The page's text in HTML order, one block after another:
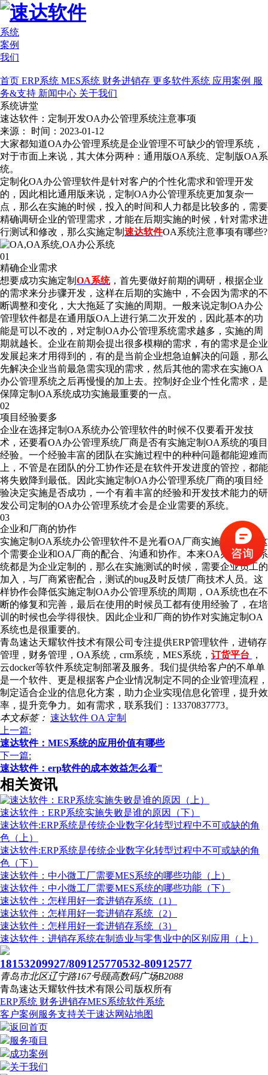
系统
案例
我们
首页 ERP系统 MES系统 财务进销存 更多软件系统 应用案例 服
务&支持 新闻中心 关于我们
系统讲堂
速达软件：定制开发OA办公管理系统注意事项
来源： 时间：2023-01-12
大家都知道OA办公管理系统是企业管理不可缺少的管理系统，
对于市面上来说，其大体分两种：通用版OA系统、定制版OA系
统。
定制化OA办公管理软件是针对客户的个性化需求和管理开发
的，因此相比通用版来说，定制OA办公管理系统更加复杂一
点，那么在实施的时候，投入的时间和人力都是比较多的，需要
精确调研企业的管理需求，才能在后期实施的时候，针对需求进
行测试和修改，那么实施定制 速达软件OA系统注意事项有哪些?
01
精确企业需求
想要成功实施定制 OA系统，首先要做好前期的调研，根据企业
的需求来分步骤开发，这样在后期的实施中，不会因为需求的不
断调整和变化，大大拖延了实施的周期。一般来说定制OA办公
管理软件都是在通用版OA上进行第二次开发的，因此基本的功
能是可以不改的，对定制OA办公管理系统需求越多，实施的周
期就越长。企业在前期会提出很多模糊的需求，有的需求是企业
发展起来才用得到的，有的是当前企业想急迫解决的问题，那么
先解决企业当前最急需实现的需求，然后其他的需求在实施OA
办公管理系统之后再慢慢的加上去。控制好企业个性化需求，是
保障定制OA系统成功实施最重要的一点。
02
项目经验要多
企业在选择定制OA系统办公管理软件的时候不仅要看开发技
术，还要看OA办公管理系统厂商是否有实施定制OA系统的项目
经验。一个经验丰富的团队在实施过程中的种种问题都能迎难而
上，不管是在团队的分工协作还是在软件开发进度的管控，都能
将失败降到最低。因此实施定制OA办公管理系统厂商的项目经
验决定实施是否成功，一个有着丰富的经验和开发技术能力的研
发公司定制的OA办公管理系统才会是企业需要的系统。
03
企业和厂商的协作
实施定制OA系统办公管理软件不是光看OA厂商实施就可以，这
个需要企业和OA厂商的配合、沟通和协作。本来OA办公管理系
统都是为企业定制的，那么在实施测试的时候，需要企业员工的
加入，与厂商紧密配合，测试的bug及时反馈厂商技术人员。这
样协作会降低实施定制OA办公管理系统的周期，OA系统也在不
断的修复和完善，最后在使用的时候员工都有使用经验了，在培
训的时候也会学得很快。因此企业和厂商的协作对实施定制OA
系统也是很重要的。
青岛速达天耀软件技术有限公司专注提供ERP管理软件，进销存
管理，财务管理，OA系统，crm系统，MES系统， 订货平台
，
云docker等软件系统定制部署及服务。我们提供给客户的不单单
是一个软件、更是根据客户企业情况制定不同的企业管理流程，
制定适合企业的信息化方案，助力企业实现信息化管理，提升效
率，提升竞争力。如有需求，联系我们：13370837773。
本文标签： 速达软件 OA 定制
上一篇:
速达软件：MES系统的应用价值有哪些
下一篇:
速达软件：erp软件的成本效益怎么看"
相关资讯
速达软件：ERP系统实施失败是谁的原因（下）
速达软件:ERP系统是传统企业数字化转型过程中不可或缺的角
色（上）
速达软件:ERP系统是传统企业数字化转型过程中不可或缺的角
色（下）
速达软件：中小微工厂需要MES系统的哪些功能（上）
速达软件：中小微工厂需要MES系统的哪些功能（下）
速达软件：怎样用好一套进销存系统（1）
速达软件：怎样用好一套进销存系统（2）
速达软件：怎样用好一套进销存系统（3）
速达软件：进销存系统在制造业与零售业中的区别应用（上）
18153209927/809125770532-80912577
青岛市北区辽宁路167号颐高数码广场B2088
青岛速达天耀软件技术有限公司 版权所有
ERP系统 财务进销存MES系统软件系统
客户案例 服务支持关于速达网站地图
返回首页
服务项目
成功案例
关于我们